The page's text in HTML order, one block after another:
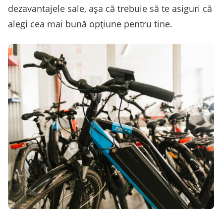
dezavantajele sale, așa că trebuie să te asiguri că
alegi cea mai bună opțiune pentru tine.